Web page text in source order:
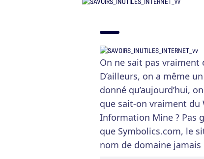
On ne sait pas
D’ailleurs, on a même
donné qu’aujourd’hui,
que sait-on vraiment du
Information Mine ? Pas
que Symbolics.com, le
nom de domaine jamais